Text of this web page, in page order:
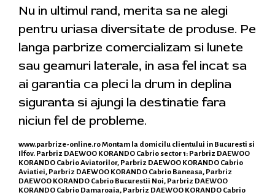
Nu in ultimul rand, merita sa ne alegi
pentru uriasa diversitate de produse. Pe
langa parbrize comercializam si lunete
sau geamuri laterale, in asa fel incat sa
ai garantia ca pleci la drum in deplina
siguranta si ajungi la destinatie fara
niciun fel de probleme.
www.parbrize-online.roMontam la domicilu clientului in Bucuresti si
Ilfov. Parbriz DAEWOO KORANDO Cabrio sector 1: Parbriz DAEWOO
KORANDO Cabrio Aviatorilor, Parbriz DAEWOO KORANDO Cabrio
Aviatiei, Parbriz DAEWOO KORANDO Cabrio Baneasa, Parbriz
DAEWOO KORANDO Cabrio Bucurestii Noi, Parbriz DAEWOO
KORANDO Cabrio Damaroaia, Parbriz DAEWOO KORANDO Cabrio